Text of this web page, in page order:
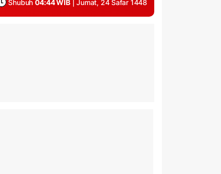
Shubuh 04:44 WIB | Jumat, 24 Safar 1448